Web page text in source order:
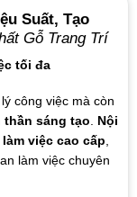
Suất, Tạo
Gỗ Trang Trí
tối đa
công việc mà còn
thần sáng tạo
Nội
làm việc cao cấp
làm việc chuyên